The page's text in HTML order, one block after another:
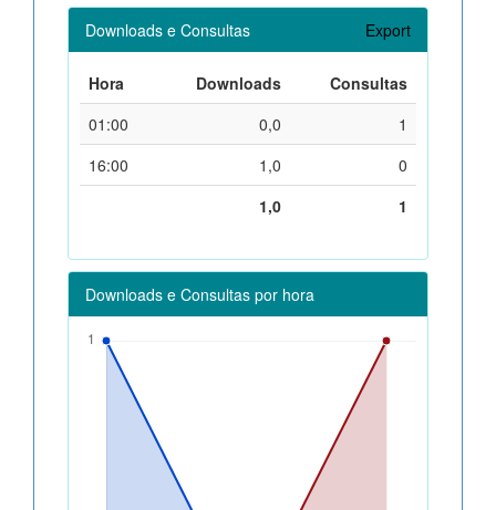
Downloads e Consultas Export
Hora Downloads
Consultas
01:00
0,0
1
16:00
1,0
0
1,0
1
Downloads e Consultas por hora